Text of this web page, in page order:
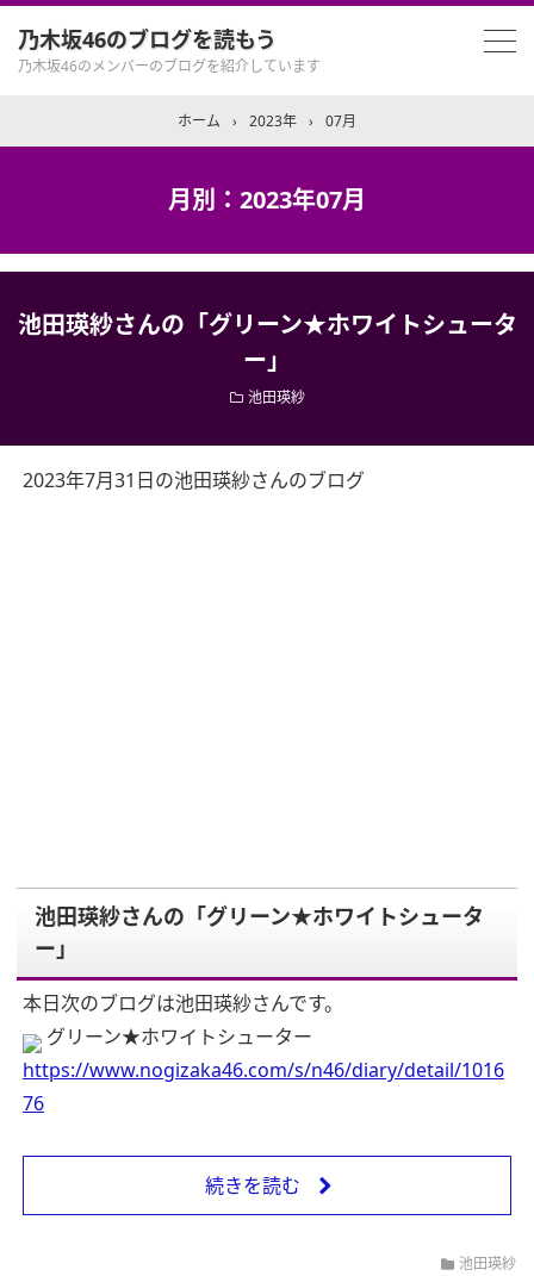
乃木坂46のブログを読もう
乃木坂46のメンバーのブログを紹介しています
ホーム › 2023年 › 07月
月別：2023年07月
池田瑛紗さんの「グリーン★ホワイトシュータ
ー」
池田瑛紗
2023年7月31日の池田瑛紗さんのブログ
池田瑛紗さんの「グリーン★ホワイトシュータ
ー」
本日次のブログは池田瑛紗さんです。
グリーン★ホワイトシューター
https://www.nogizaka46.com/s/n46/diary/detail/1016
76
続きを読む
池田瑛紗